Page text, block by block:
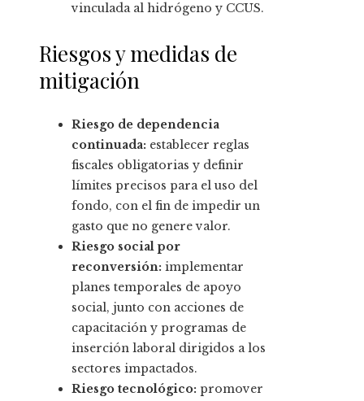
vinculada al hidrógeno y CCUS.
Riesgos y medidas de
mitigación
Riesgo de dependencia
continuada: establecer reglas
fiscales obligatorias y definir
límites precisos para el uso del
fondo, con el fin de impedir un
gasto que no genere valor.
Riesgo social por
reconversión: implementar
planes temporales de apoyo
social, junto con acciones de
capacitación y programas de
inserción laboral dirigidos a los
sectores impactados.
Riesgo tecnológico: promover